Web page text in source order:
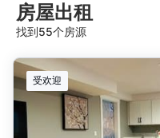
房屋出租
找到55个房源
推荐
日期: 最新日期在前
日期: 过往日期在前
受欢迎